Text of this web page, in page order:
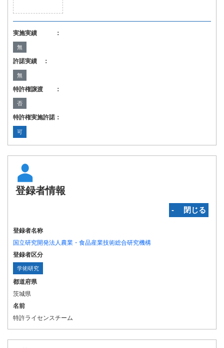
実施実績 ：
無
許諾実績 ：
無
特許権譲渡 ：
否
特許権実施許諾：
可
登録者情報
‐ 閉じる
登録者名称
国立研究開発法人農業・食品産業技術総合研究機構
登録者区分
学術研究
都道府県
茨城県
名前
特許ライセンスチーム